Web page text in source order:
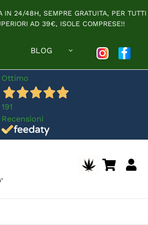
IN 24/48H, SEMPRE GRATUITA, PER TUTTI
AD 39€, ISOLE COMPRESE!!
BLOG
Ottimo
191
Recensioni